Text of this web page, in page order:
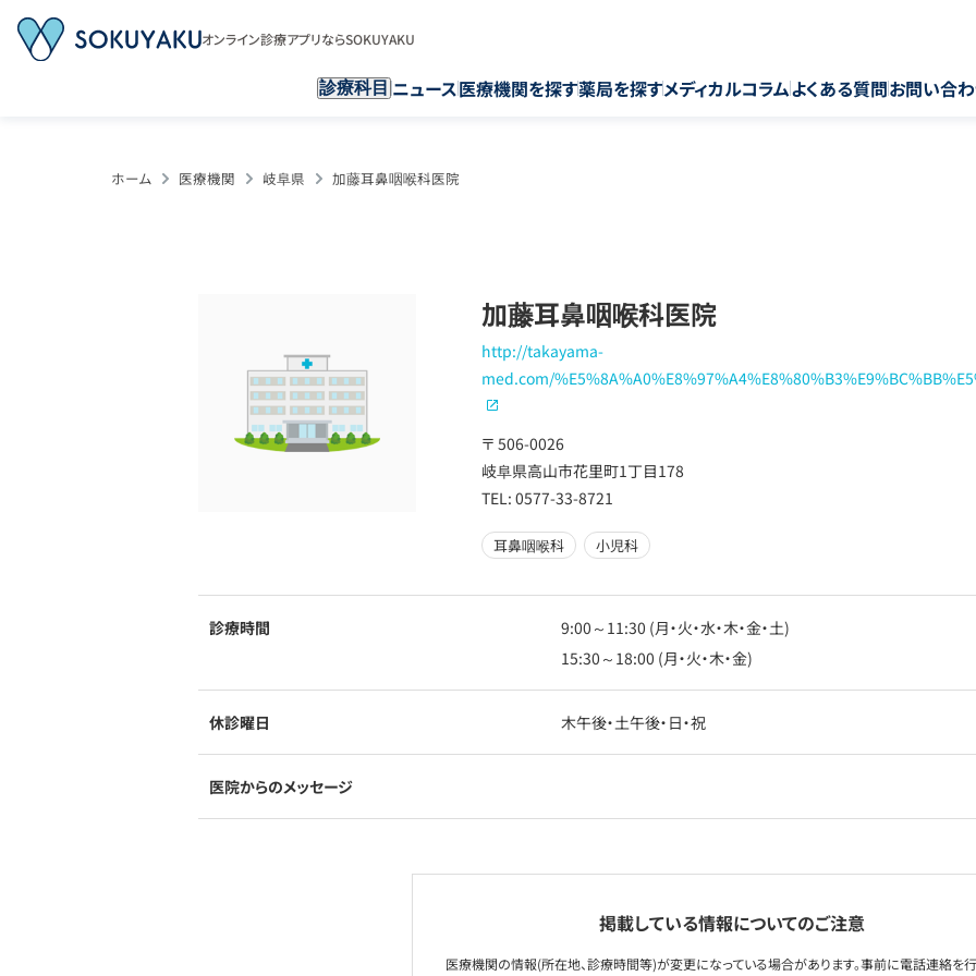
オンライン診療アプリならSOKUYAKU
診療科目 ニュース医療機関を探す薬局を探すメディカルコラムよくある質問お問い合
ホーム 医療機関 岐阜県 加藤耳鼻咽喉科医院
加藤耳鼻咽喉科医院
http://takayama-
med.com/
〒 506-0026
岐阜県高山市花里町1丁目178
TEL: 0577-33-8721
耳鼻咽喉科 小児科
診療時間
9:00～11:30 (月・火・水・木・金・土)
15:30～18:00 (月・火・木・金)
休診曜日 木午後・土午後・日・祝
医院からのメッセージ
掲載している情報についてのご注意
医療機関の情報(所在地、診療時間等)が変更になっている場合があります。事前に電話連絡を